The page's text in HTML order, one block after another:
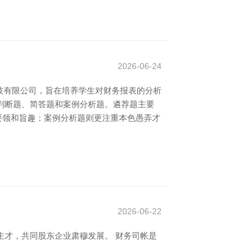
2026-06-24
限公司，旨在培养学生对财务报表的分析
题、简答题和案例分析题。遴荐题主要
和旨趣；案例分析题则更注重本色愚弄才
2026-06-22
，共同股东企业肃穆发展。 财务司帐是